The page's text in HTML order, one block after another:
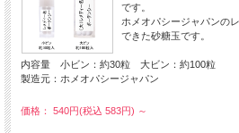
です。
ホメオパシージャパンの
できた砂糖玉です。
内容量 小ビン：約30粒 大ビン：約100粒
製造元：ホメオパシージャパン
価格： 540円(税込 583円) ～